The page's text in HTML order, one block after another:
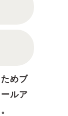
めブ
ルア